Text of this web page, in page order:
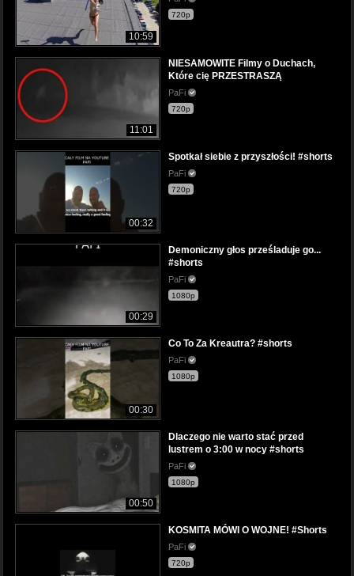
10:59
720p
11:01
NIESAMOWITE Filmy o Duchach,
Które cię PRZESTRASZĄ
PaFi
720p
00:32
Spotkał siebie z przyszłości! #shorts
PaFi
720p
00:29
Demoniczny głos prześladuje go...
#shorts
PaFi
1080p
00:30
Co To Za Kreautra? #shorts
PaFi
1080p
00:50
Dlaczego nie warto stać przed
lustrem o 3:00 w nocy #shorts
PaFi
1080p
KOSMITA MÓWI O WOJNE! #Shorts
PaFi
720p